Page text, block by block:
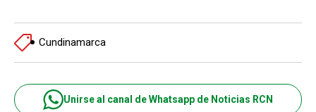
Cundinamarca
Unirse al canal de Whatsapp de Noticias RCN